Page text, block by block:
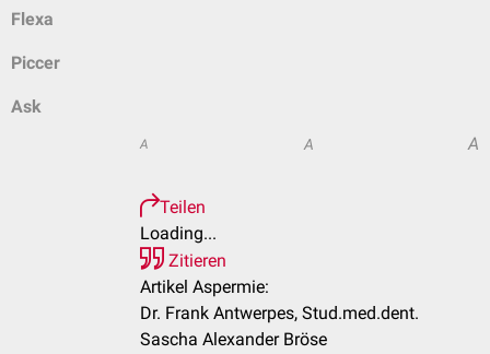
Flexa
Piccer
Ask
A A A
Teilen
Loading...
Zitieren
Artikel Aspermie:
Dr. Frank Antwerpes, Stud.med.dent.
Sascha Alexander Bröse